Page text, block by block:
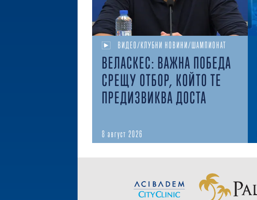
ВИДЕО/КЛУБНИ НОВИНИ/ШАМПИОНАТ
ВЕЛАСКЕС: ВАЖНА ПОБЕДА
СРЕЩУ ОТБОР, КОЙТО ТЕ
ПРЕДИЗВИКВА ДОСТА
8 август 2026